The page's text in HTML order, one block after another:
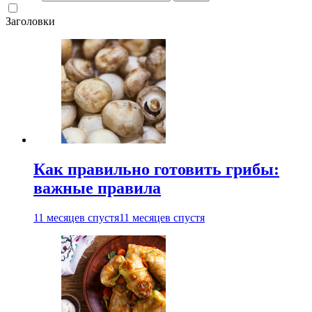
Заголовки
Как правильно готовить грибы:
важные правила
11 месяцев спустя11 месяцев спустя